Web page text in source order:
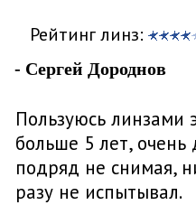
Рейтинг линз:
- Сергей Дороднов
Пользуюсь линзами
больше 5 лет,
подряд не снимая,
разу не испытывал.